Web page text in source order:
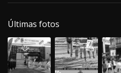
Últimas fotos